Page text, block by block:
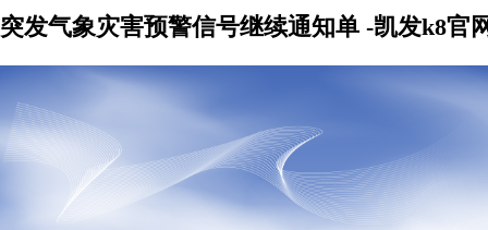
突发气象灾害预警信号继续通知单 -凯发k8官